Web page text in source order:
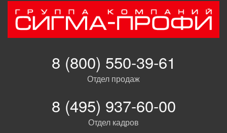
8 (800) 550-39-61
Отдел продаж
8 (495) 937-60-00
Отдел кадров